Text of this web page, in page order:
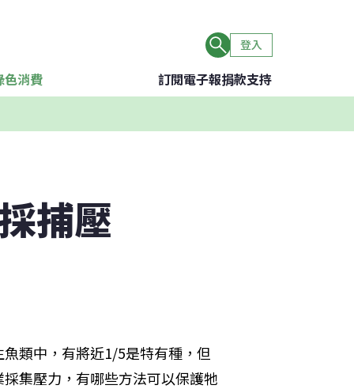
登入
色消費 訂閱電子報捐款支持
捕壓
類中，有將近1/5是特有種，但
集壓力，有哪些方法可以保護牠